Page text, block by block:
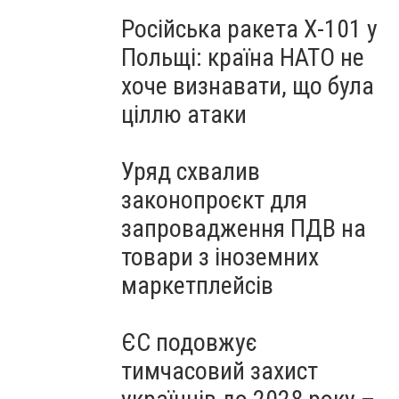
Російська ракета Х-101 у
Польщі: країна НАТО не
хоче визнавати, що була
ціллю атаки
Уряд схвалив
законопроєкт для
запровадження ПДВ на
товари з іноземних
маркетплейсів
ЄС подовжує
тимчасовий захист